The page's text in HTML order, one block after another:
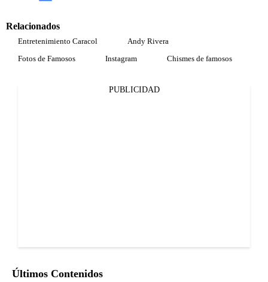
Relacionados
Entretenimiento Caracol
Andy Rivera
Fotos de Famosos
Instagram Chismes de famosos
PUBLICIDAD
Últimos Contenidos